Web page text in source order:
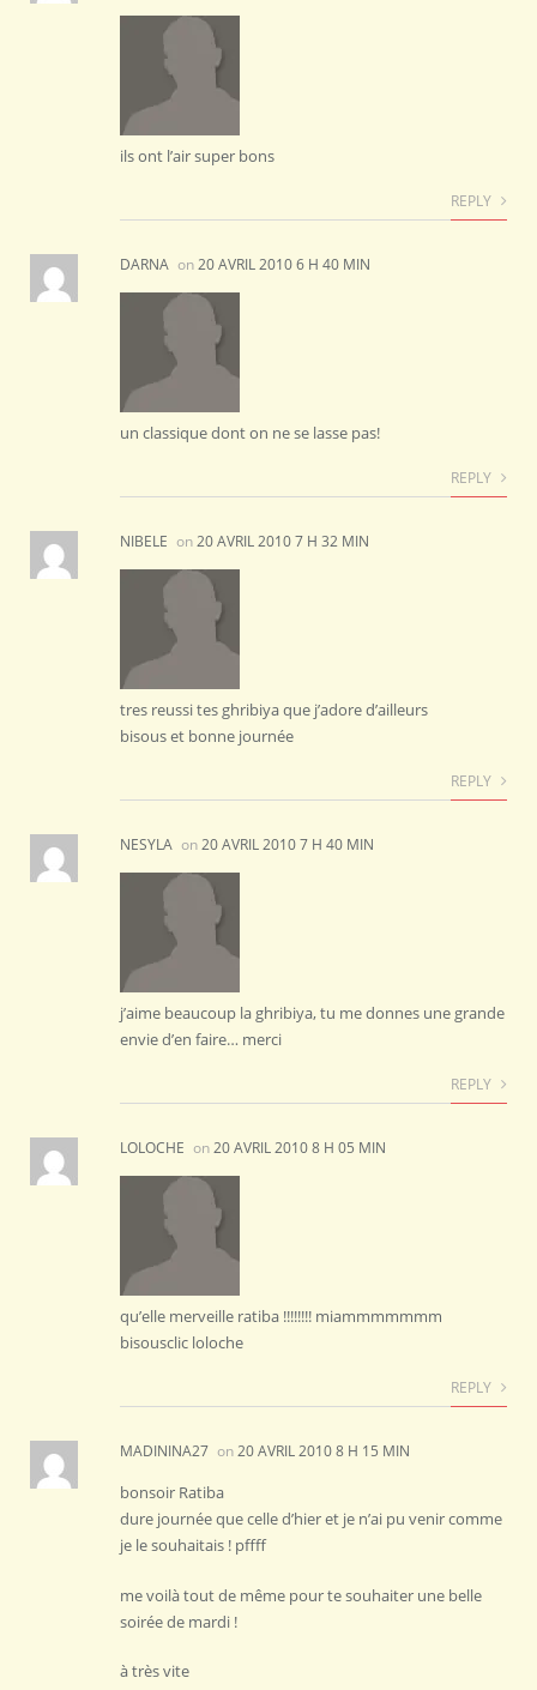
ils ont l’air super bons
REPLY
DARNA on20 AVRIL 2010 6 H 40 MIN
un classique dont on ne se lasse pas!
REPLY
NIBELE on20 AVRIL 2010 7 H 32 MIN
tres reussi tes ghribiya que j’adore d’ailleurs
bisous et bonne journée
REPLY
NESYLA on20 AVRIL 2010 7 H 40 MIN
j’aime beaucoup la ghribiya, tu me donnes une grande
envie d’en faire… merci
REPLY
LOLOCHE on20 AVRIL 2010 8 H 05 MIN
qu’elle merveille ratiba !!!!!!!! miammmmmmm
bisousclic loloche
REPLY
MADININA27 on20 AVRIL 2010 8 H 15 MIN
bonsoir Ratiba
dure journée que celle d’hier et je n’ai pu venir comme
je le souhaitais ! pffff
me voilà tout de même pour te souhaiter une belle
soirée de mardi !
à très vite